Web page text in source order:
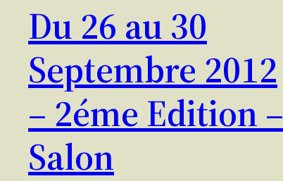
Du 26 au 30
Septembre 2012
– 2éme Edition –
Salon